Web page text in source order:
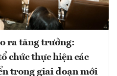
ra tăng trưởng:
chức thực hiện các
trong giai đoạn mới